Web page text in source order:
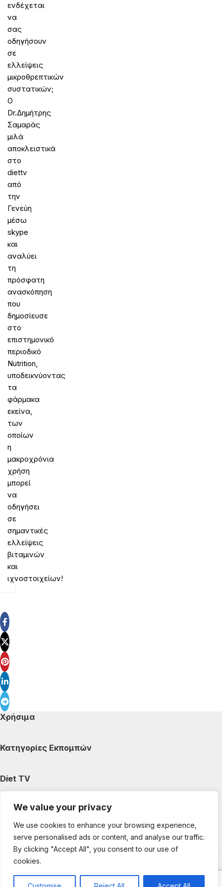
We value your privacy
We use cookies to enhance your browsing experience,
serve personalised ads or content, and analyse our traffic.
By clicking "Accept All", you consent to our use of
cookies.
ενδέχεται
να
σας
οδηγήσουν
σε
ελλείψεις
μικροθρεπτικών
συστατικών;
O
Dr.Δημήτρης
Σαμαράς
μιλά
αποκλειστικά
στο
diettv
από
την
Γενεύη
μέσω
skype
και
αναλύει
τη
πρόσφατη
ανασκόπηση
που
δημοσίευσε
στο
επιστημονικό
περιοδικό
Nutrition,
υποδεικνύοντας
τα
φάρμακα
εκείνα,
των
οποίων
η
μακροχρόνια
χρήση
μπορεί
να
οδηγήσει
σε
σημαντικές
ελλείψεις
βιταμινών
και
ιχνοστοιχείων!
Χρήσιμα
Κατηγορίες Εκπομπών
Diet TV
Κατηγορίες Άρθρων
Ακολουθήστε μας
Copyright © 2025 DietTV. All Rights Reserved.
development by web-idea.gr